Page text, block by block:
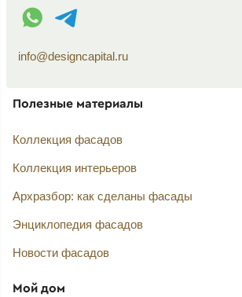
WhatsApp контакт
Telegram контакт
info@designcapital.ru
Полезные материалы
Коллекция фасадов
Коллекция интерьеров
Архразбор: как сделаны фасады
Энциклопедия фасадов
Новости фасадов
Мой дом